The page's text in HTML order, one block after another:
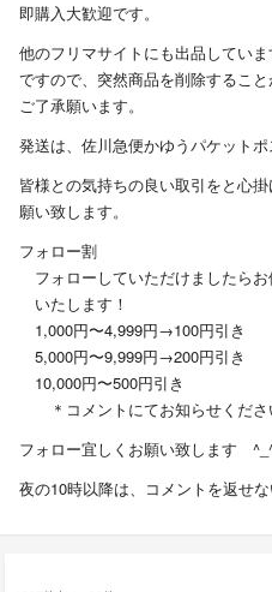
即購入大歓迎です。
他のフリマサイトにも出品していま
ですので、突然商品を削除すること
ご了承願います。
発送は、佐川急便かゆうパケットポ
皆様との気持ちの良い取引をと心
願い致します。
フォロー割
フォローしていただけましたらお
いたします！
1,000円〜4,999円→100円引き
5,000円〜9,999円→200円引き
10,000円〜500円引き
＊コメントにてお知らせくださ
フォロー宜しくお願い致します
夜の10時以降は、コメントを返せ